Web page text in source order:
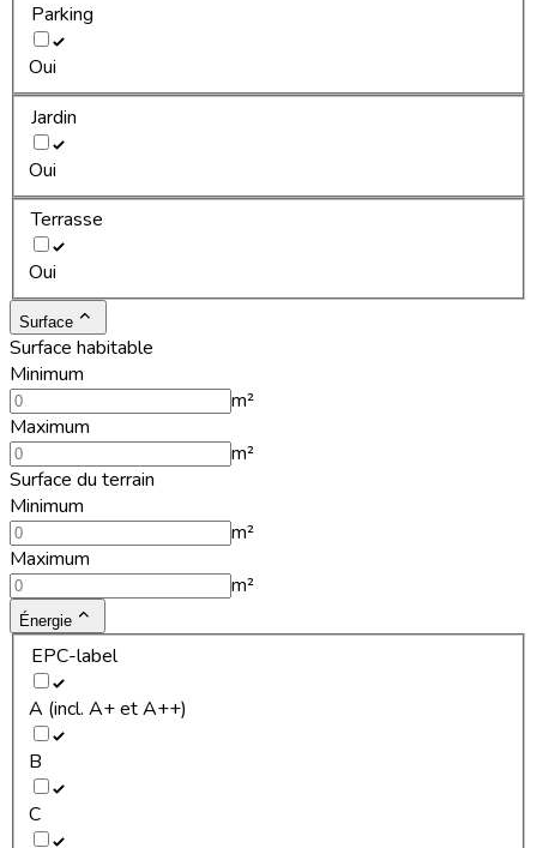
Parking
Oui
Jardin
Oui
Terrasse
Oui
Surface
Surface habitable
Minimum
m²
Maximum
m²
Surface du terrain
Minimum
m²
Maximum
m²
Énergie
EPC-label
A (incl. A+ et A++)
B
C